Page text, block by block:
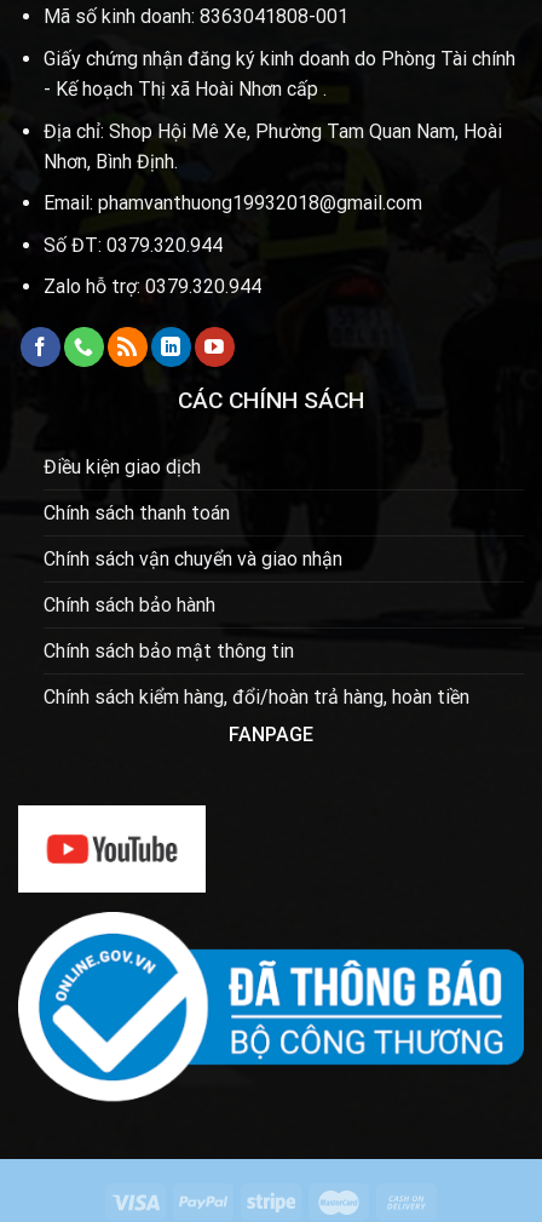
Mã số kinh doanh: 8363041808-001
Giấy chứng nhận đăng ký kinh doanh do Phòng Tài chính
- Kế hoạch Thị xã Hoài Nhơn cấp .
Địa chỉ: Shop Hội Mê Xe, Phường Tam Quan Nam, Hoài
Nhơn, Bình Định.
Email: phamvanthuong19932018@gmail.com
Số ĐT: 0379.320.944
Zalo hỗ trợ: 0379.320.944
CÁC CHÍNH SÁCH
Điều kiện giao dịch
Chính sách thanh toán
Chính sách vận chuyển và giao nhận
Chính sách bảo hành
Chính sách bảo mật thông tin
Chính sách kiểm hàng, đổi/hoàn trả hàng, hoàn tiền
FANPAGE